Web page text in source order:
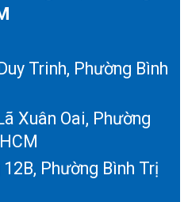
Trinh, Phường Bình
Xuân Oai, Phường
Phường Bình Trị